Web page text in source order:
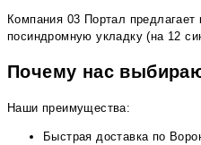
Компания 03 Портал предлагает
посиндромную укладку (на 12
Почему нас
Наши преимущества:
Быстрая доставка по